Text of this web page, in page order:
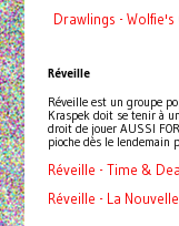
Drawlings - Wolfie's
Réveille
Réveille est un groupe
Kraspek doit se tenir à
droit de jouer AUSSI
pioche dès le lendemain
Réveille - Time &
Réveille - La Nouvelle